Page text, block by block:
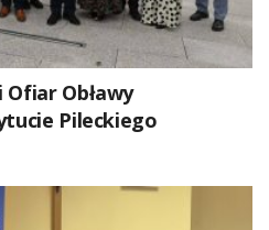
Ofiar Obławy
Pileckiego